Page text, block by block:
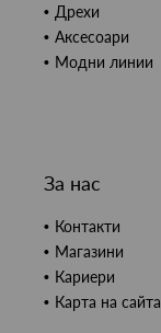
Дрехи
Аксесоари
Модни линии
За нас
Контакти
Магазини
Кариери
Карта на сайта